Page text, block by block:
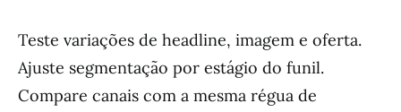
Teste variações de headline, imagem e oferta.
Ajuste segmentação por estágio do funil.
Compare canais com a mesma régua de